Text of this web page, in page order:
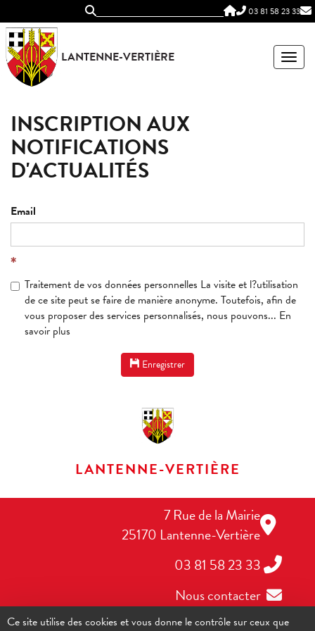
03 81 58 23 33
LANTENNE-VERTIÈRE
INSCRIPTION AUX
NOTIFICATIONS
D'ACTUALITÉS
Email
Traitement de vos données personnelles La visite et l?utilisation
de ce site peut se faire de manière anonyme. Toutefois, afin de
vous proposer des services personnalisés, nous pouvons... En
savoir plus
Enregistrer
LANTENNE-VERTIÈRE
7 Rue de la Mairie
25170 Lantenne-Vertière
03 81 58 23 33
Nous contacter
Panneau de gestion des cookies
Ce site utilise des cookies et vous donne le contrôle sur ceux que